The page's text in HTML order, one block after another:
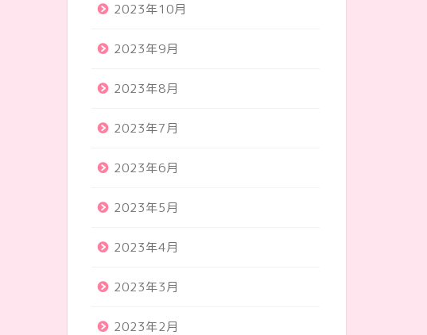
2023年10月
2023年9月
2023年8月
2023年7月
2023年6月
2023年5月
2023年4月
2023年3月
2023年2月